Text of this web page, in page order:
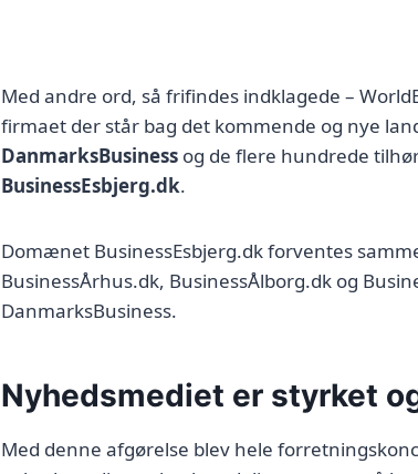
Med andre ord, så frifindes indklagede –
firmaet der står bag det kommende og nye
DanmarksBusiness og de flere hundrede
BusinessEsbjerg.dk.
Domænet BusinessEsbjerg.dk forventes
BusinessÅrhus.dk, BusinessÅlborg.dk og
DanmarksBusiness.
Nyhedsmediet er styrket
Med denne afgørelse blev hele